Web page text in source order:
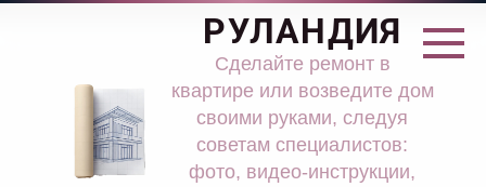
Перейти
РУЛАНДИЯ
Сделайте ремонт в
квартире или возведите дом
своими руками, следуя
советам специалистов:
фото, видео-инструкции,